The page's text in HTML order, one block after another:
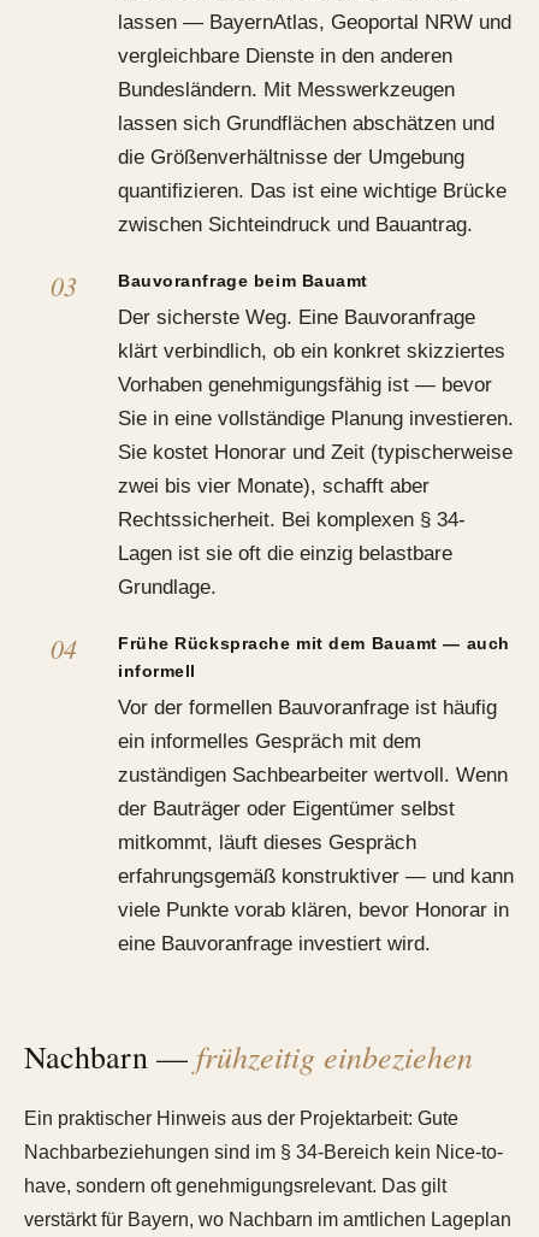
lassen — BayernAtlas, Geoportal NRW und
vergleichbare Dienste in den anderen
Bundesländern. Mit Messwerkzeugen
lassen sich Grundflächen abschätzen und
die Größenverhältnisse der Umgebung
quantifizieren. Das ist eine wichtige Brücke
zwischen Sichteindruck und Bauantrag.
Bauvoranfrage beim Bauamt
Der sicherste Weg. Eine Bauvoranfrage
klärt verbindlich, ob ein konkret skizziertes
Vorhaben genehmigungsfähig ist — bevor
Sie in eine vollständige Planung investieren.
Sie kostet Honorar und Zeit (typischerweise
zwei bis vier Monate), schafft aber
Rechtssicherheit. Bei komplexen § 34-
Lagen ist sie oft die einzig belastbare
Grundlage.
Frühe Rücksprache mit dem Bauamt — auch
informell
Vor der formellen Bauvoranfrage ist häufig
ein informelles Gespräch mit dem
zuständigen Sachbearbeiter wertvoll. Wenn
der Bauträger oder Eigentümer selbst
mitkommt, läuft dieses Gespräch
erfahrungsgemäß konstruktiver — und kann
viele Punkte vorab klären, bevor Honorar in
eine Bauvoranfrage investiert wird.
Nachbarn — frühzeitig einbeziehen
Ein praktischer Hinweis aus der Projektarbeit: Gute
Nachbarbeziehungen sind im § 34-Bereich kein Nice-to-
have, sondern oft genehmigungsrelevant. Das gilt
verstärkt für Bayern, wo Nachbarn im amtlichen Lageplan